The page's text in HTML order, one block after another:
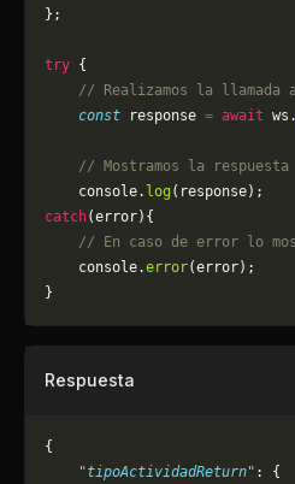
};
try {
// Realizamos la llamada
    const
response = await ws.
// Mostramos la respuesta
    console.
log (response);
catch(error){
// En caso de error lo
	console.
error(error);
}
Respuesta
{
    "tipoActividadReturn"
: {